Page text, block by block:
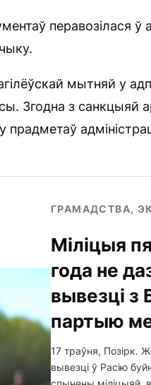
перавозілася ў
мытняй у
Згодна з санкцыяй
ГРАМАДСТВА,
Міліцыя
года не
вывезці з
партыю
17 траўня, Позірк.
вывезці ў Расію